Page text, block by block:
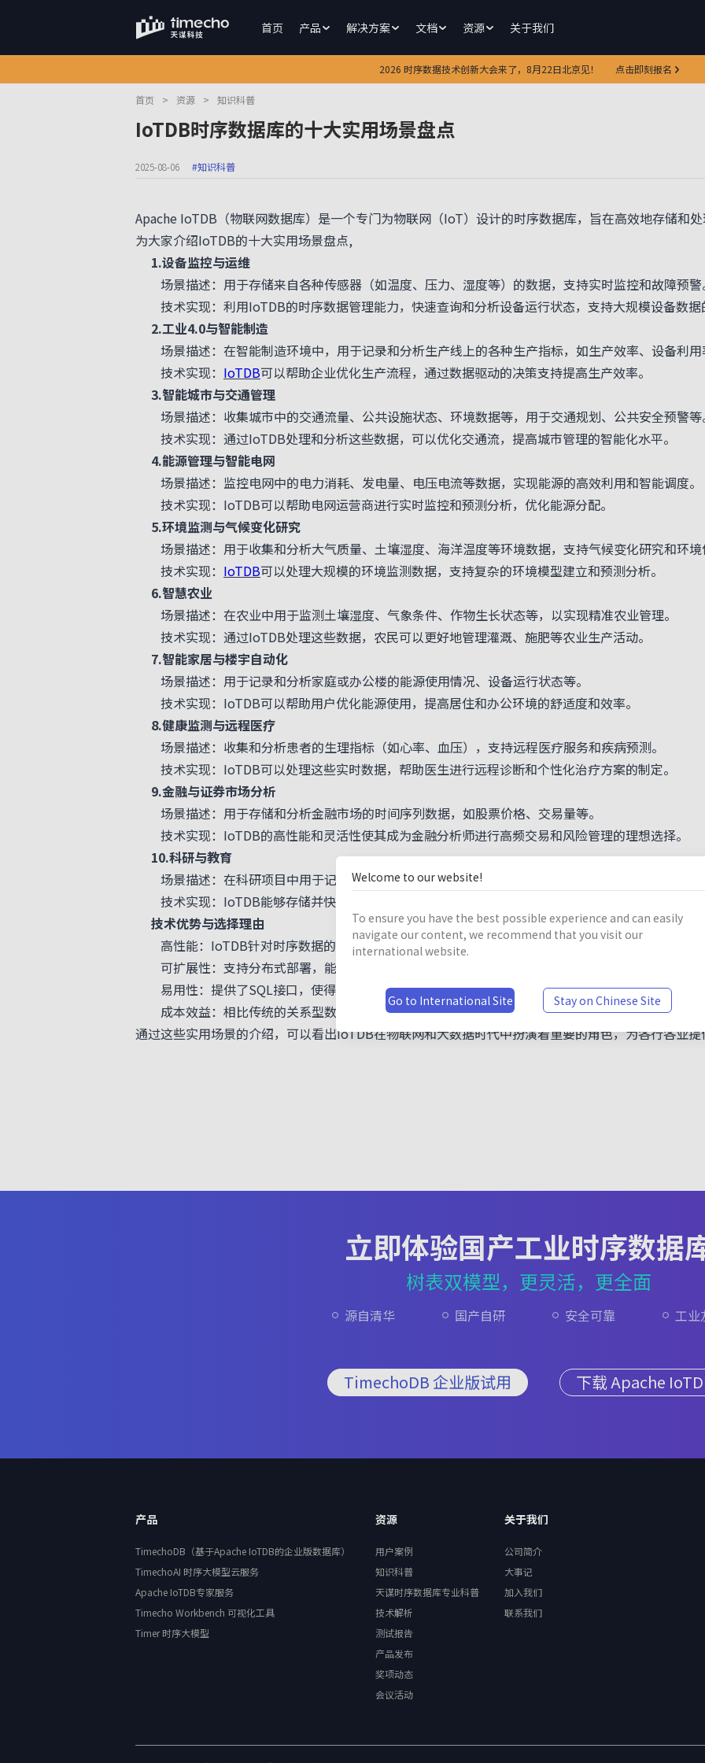
首页 产品 解决方案 文档 资源 关于我们
2026 时序数据技术创新大会来了，8月22日北京见！ 点击即刻报名
首页 > 资源 > 知识科普
IoTDB时序数据库的十大实用场景盘点
2025-08-06 #知识科普
Apache IoTDB（物联网数据库）是一个专门为物联网（IoT）设计的时序数据库，旨在高效地存储和
为大家介绍IoTDB的十大实用场景盘点,
1.设备监控与运维
场景描述：用于存储来自各种传感器（如温度、压力、湿度等）的数据，支持实时监控和故障预警
技术实现：利用IoTDB的时序数据管理能力，快速查询和分析设备运行状态，支持大规模设备数据
2.工业4.0与智能制造
场景描述：在智能制造环境中，用于记录和分析生产线上的各种生产指标，如生产效率、设备利用
技术实现： IoTDB可以帮助企业优化生产流程，通过数据驱动的决策支持提高生产效率。
3.智能城市与交通管理
场景描述：收集城市中的交通流量、公共设施状态、环境数据等，用于交通规划、公共安全预警等
技术实现：通过IoTDB处理和分析这些数据，可以优化交通流，提高城市管理的智能化水平。
4.能源管理与智能电网
场景描述：监控电网中的电力消耗、发电量、电压电流等数据，实现能源的高效利用和智能调度。
技术实现：IoTDB可以帮助电网运营商进行实时监控和预测分析，优化能源分配。
5.环境监测与气候变化研究
场景描述：用于收集和分析大气质量、土壤湿度、海洋温度等环境数据，支持气候变化研究和环境
技术实现： IoTDB可以处理大规模的环境监测数据，支持复杂的环境模型建立和预测分析。
6.智慧农业
场景描述：在农业中用于监测土壤湿度、气象条件、作物生长状态等，以实现精准农业管理。
技术实现：通过IoTDB处理这些数据，农民可以更好地管理灌溉、施肥等农业生产活动。
7.智能家居与楼宇自动化
场景描述：用于记录和分析家庭或办公楼的能源使用情况、设备运行状态等。
技术实现：IoTDB可以帮助用户优化能源使用，提高居住和办公环境的舒适度和效率。
8.健康监测与远程医疗
场景描述：收集和分析患者的生理指标（如心率、血压），支持远程医疗服务和疾病预测。
技术实现：IoTDB可以处理这些实时数据，帮助医生进行远程诊断和个性化治疗方案的制定。
9.金融与证券市场分析
场景描述：用于存储和分析金融市场的时间序列数据，如股票价格、交易量等。
技术实现：IoTDB的高性能和灵活性使其成为金融分析师进行高频交易和风险管理的理想选择。
10.科研与教育
场景描述：在科研项目中用于记录实验数据，支持科学研究和教学。
技术实现：IoTDB能够存储并快速查询大量的实验数据，促进科学研究和教育的进展。
技术优势与选择理由
高性能：IoTDB针对时序数据的特性进行了优化，提供了高效的数据压缩和查询能力。
可扩展性：支持分布式部署，能够随着数据量的增长而线性扩展。
易用性：提供了SQL接口，使得数据处理和分析对技术人员和非技术人员都较为友好。
成本效益：相比传统的关系型数据库，IoTDB在处理大规模时序数据时成本更低，效率更高。
通过这些实用场景的介绍，可以看出IoTDB在物联网和大数据时代中扮演着重要的角色，为各行各业提
立即体验国产工业时序数据
树表双模型，更灵活，更全面
源自清华 国产自研 安全可靠 工业
TimechoDB 企业版试用 下载 Apache
产品
TimechoDB（基于Apache IoTDB的企业版数据库）
TimechoAI 时序大模型云服务
Apache IoTDB专家服务
Timecho Workbench 可视化工具
Timer 时序大模型
资源
用户案例
知识科普
天谋时序数据库专业科普
技术解析
测试报告
产品发布
奖项动态
会议活动
关于我们
公司简介
大事记
加入我们
联系我们
Welcome to our website!
To ensure you have the best possible experience and can easily
navigate our content, we recommend that you visit our
international website.
Go to International Site Stay on Chinese Site